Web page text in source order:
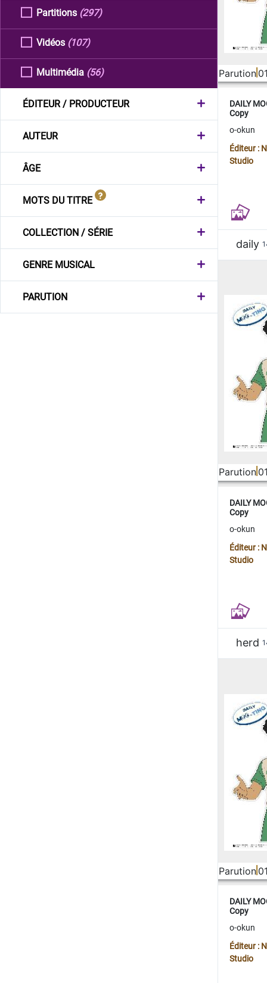
Partitions (297)
Vidéos (107)
Multimédia (56)
ÉDITEUR / PRODUCTEUR
AUTEUR
ÂGE
MOTS DU TITRE
COLLECTION / SÉRIE
GENRE MUSICAL
PARUTION
Parution
DAILY
Copy
o-okun
Éditeur :
Studio
daily
Parution
DAILY
Copy
o-okun
Éditeur :
Studio
herd
Parution
DAILY
Copy
o-okun
Éditeur :
Studio